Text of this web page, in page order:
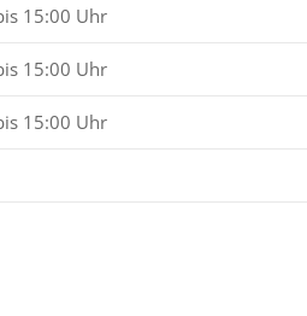
15:00 Uhr
15:00 Uhr
15:00 Uhr